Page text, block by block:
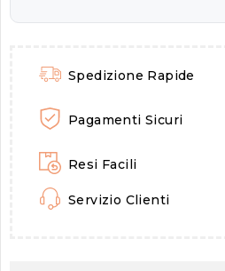
Spedizione Rapide
Pagamenti Sicuri
Resi Facili
Servizio Clienti